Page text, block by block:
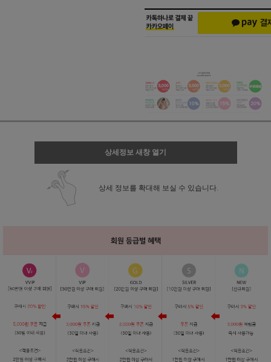
상세정보 새창 열기
상세 정보를 확대해 보실 수 있습니다.